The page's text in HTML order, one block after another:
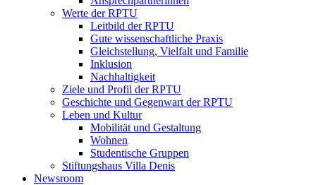
Werte der RPTU
Leitbild der RPTU
Gute wissenschaftliche Praxis
Gleichstellung, Vielfalt und Familie
Inklusion
Nachhaltigkeit
Ziele und Profil der RPTU
Geschichte und Gegenwart der RPTU
Leben und Kultur
Mobilität und Gestaltung
Wohnen
Studentische Gruppen
Stiftungshaus Villa Denis
Newsroom